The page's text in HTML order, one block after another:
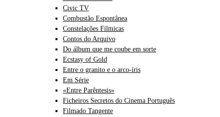
Civic TV
Combustão Espontânea
Constelações Fílmicas
Contos do Arquivo
Do álbum que me coube em sorte
Ecstasy of Gold
Entre o granito e o arco-íris
Em Série
«Entre Parêntesis»
Ficheiros Secretos do Cinema Português
Filmado Tangente